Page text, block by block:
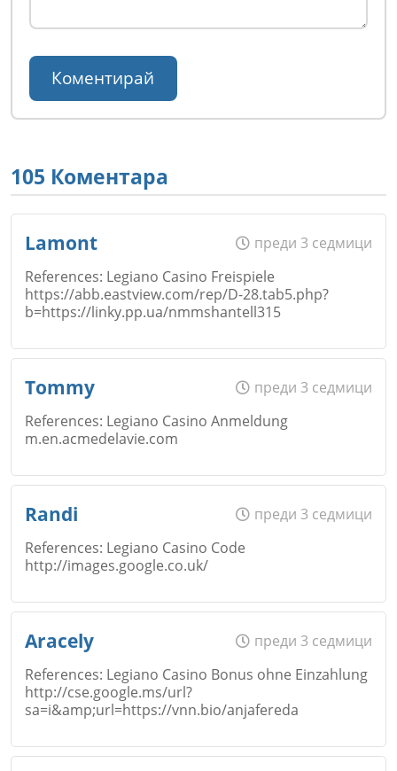
105 Коментара
Lamont
преди 3 седмици
References: Legiano Casino Freispiele
https://abb.eastview.com/rep/D-28.tab5.php?
b=https://linky.pp.ua/nmmshantell315
Email
Коментар*
Tommy
преди 3 седмици
References: Legiano Casino Anmeldung
m.en.acmedelavie.com
Email
Коментар*
Randi
преди 3 седмици
References: Legiano Casino Code
http://images.google.co.uk/
Aracely
преди 3 седмици
References: Legiano Casino Bonus ohne Einzahlung
http://cse.google.ms/url?
sa=i&amp;url=https://vnn.bio/anjafereda